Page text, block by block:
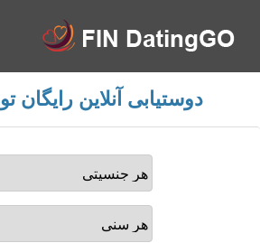
دوستیابی آنلاین رایگان